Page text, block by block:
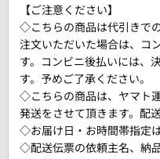
【ご注意ください】
◇こちらの商品は代引きで
注文いただいた場合は、コ
す。コンビニ後払いには、
す。予めご了承ください。
◇こちらの商品は、ヤマト
発送をさせて頂きます。配
◇お届け日・お時間帯指定
◇配送伝票の依頼主名、納